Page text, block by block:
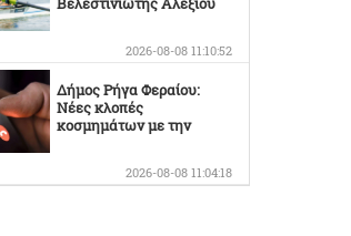
2026-08-08 11:10:52
Δήμος Ρήγα Φεραίου:
Νέες κλοπές
κοσμημάτων με την
2026-08-08 11:04:18